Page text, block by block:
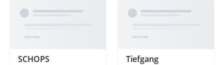
SCHOPS Tiefgang